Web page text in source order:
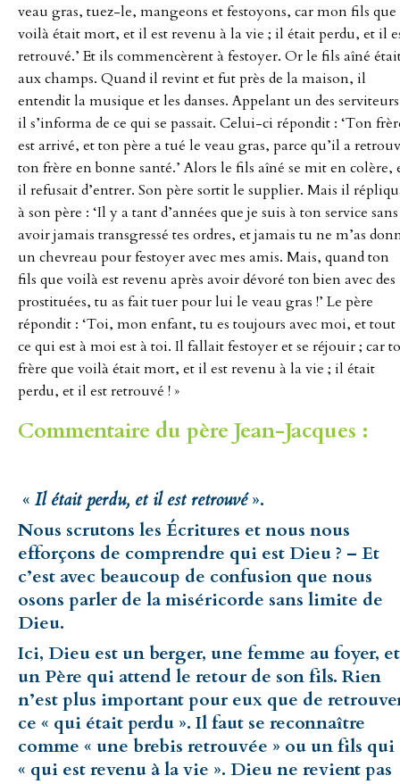
veau gras, tuez-le, mangeons et festoyons, car mon fils que
voilà était mort, et il est revenu à la vie ; il était perdu, et il
retrouvé.’ Et ils commencèrent à festoyer. Or le fils aîné
aux champs. Quand il revint et fut près de la maison, il
entendit la musique et les danses. Appelant un des
il s’informa de ce qui se passait. Celui-ci répondit : ‘Ton
est arrivé, et ton père a tué le veau gras, parce qu’il a
ton frère en bonne santé.’ Alors le fils aîné se mit en colère,
il refusait d’entrer. Son père sortit le supplier. Mais il
à son père : ‘Il y a tant d’années que je suis à ton service sans
avoir jamais transgressé tes ordres, et jamais tu ne m’as
un chevreau pour festoyer avec mes amis. Mais, quand ton
fils que voilà est revenu après avoir dévoré ton bien avec des
prostituées, tu as fait tuer pour lui le veau gras !’ Le père
répondit : ‘Toi, mon enfant, tu es toujours avec moi, et tout
ce qui est à moi est à toi. Il fallait festoyer et se réjouir ; car
frère que voilà était mort, et il est revenu à la vie ; il était
perdu, et il est retrouvé ! »
Commentaire du père Jean-Jacques :
« Il était perdu, et il est retrouvé».
Nous scrutons les Écritures et nous nous
efforçons de comprendre qui est Dieu ? – Et
c’est avec beaucoup de confusion que nous
osons parler de la miséricorde sans limite de
Dieu.
Ici, Dieu est un berger, une femme au foyer, et
un Père qui attend le retour de son fils. Rien
n’est plus important pour eux que de
ce « qui était perdu ». Il faut se reconnaître
comme « une brebis retrouvée » ou un fils qui
« qui est revenu à la vie ». Dieu ne revient pas